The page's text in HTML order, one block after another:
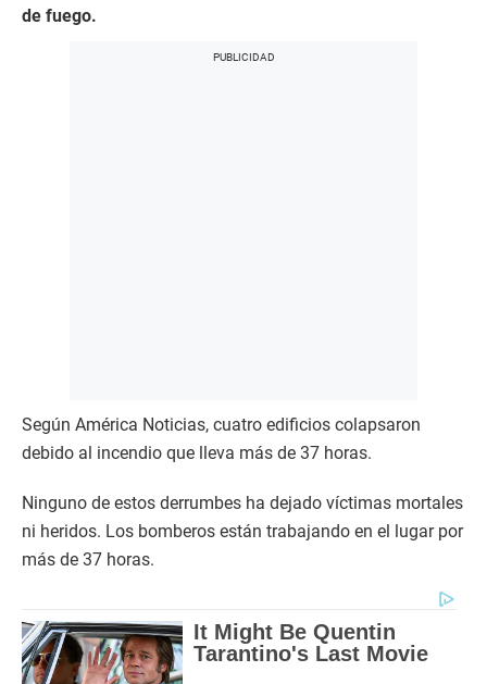
de fuego.
Según América Noticias, cuatro edificios colapsaron
debido al incendio que lleva más de 37 horas.
Ninguno de estos derrumbes ha dejado víctimas mortales
ni heridos. Los bomberos están trabajando en el lugar por
más de 37 horas.